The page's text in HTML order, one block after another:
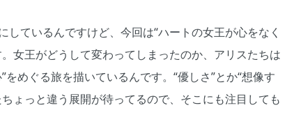
ているんですけど、今回は“ハートの女王が心をなく
女王がどうして変わってしまったのか、アリスたちは
めぐる旅を描いているんです。“優しさ”とか“想像す
ょっと違う展開が待ってるので、そこにも注目しても